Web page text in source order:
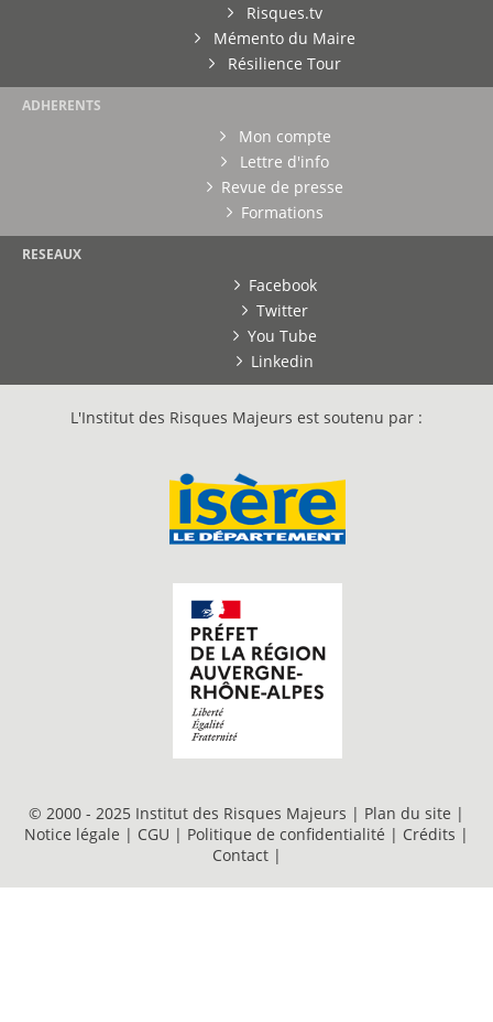
Risques.tv
Mémento du Maire
Résilience Tour
ADHERENTS
Mon compte
Lettre d'info
Revue de presse
Formations
RESEAUX
Facebook
Twitter
You Tube
Linkedin
L'Institut des Risques Majeurs est soutenu par :
© 2000 - 2025 Institut des Risques Majeurs | Plan du site |
Notice légale | CGU | Politique de confidentialité | Crédits |
Contact |